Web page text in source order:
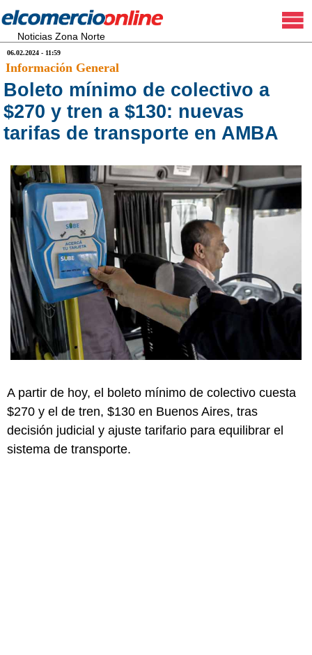
Noticias Zona Norte
06.02.2024 - 11:59
Información General
Boleto mínimo de colectivo a
$270 y tren a $130: nuevas
tarifas de transporte en AMBA
A partir de hoy, el boleto mínimo de colectivo cuesta
$270 y el de tren, $130 en Buenos Aires, tras
decisión judicial y ajuste tarifario para equilibrar el
sistema de transporte.